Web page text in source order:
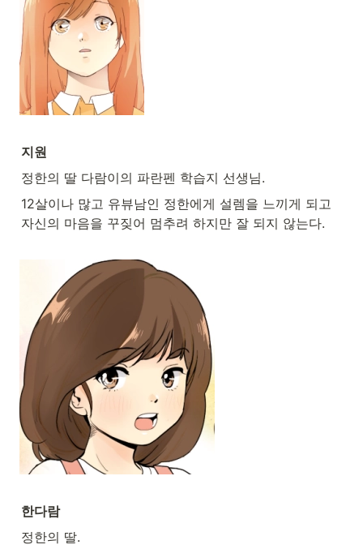
지원
정한의 딸 다람이의 파란펜 학습지 선생님.
12살이나 많고 유뷰남인 정한에게 설렘을 느끼게 되고
자신의 마음을 꾸짖어 멈추려 하지만 잘 되지 않는다.
한다람
정한의 딸.